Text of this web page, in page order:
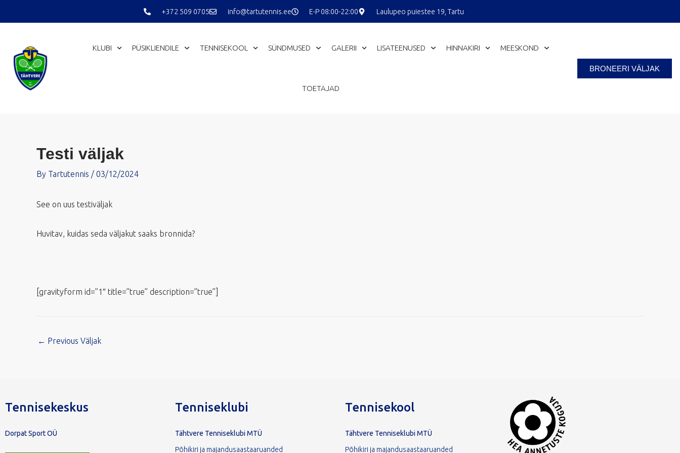
to
+372 509 0705 info@tartutennis.ee E-P 08:00-22:00 Laulupeo puiestee 19, Tartu
KLUBI PÜSIKLIENDILE TENNISEKOOL SÜNDMUSED GALERII LISATEENUSED HINNAKIRI MEESKOND
TOETAJAD
BRONEERI VÄLJAK
Testi väljak
By Tartutennis / 03/12/2024
See on uus testiväljak
Huvitav, kuidas seda väljakut saaks bronnida?
[gravityform id=”1″ title=”true” description=”true”]
← Previous Väljak
Tennisekeskus
Dorpat Sport OÜ
Tenniseklubi
Tähtvere Tenniseklubi MTÜ
Põhikiri ja majandusaastaaruanded
Tennisekool
Tähtvere Tenniseklubi MTÜ
Põhikiri ja majandusaastaaruanded